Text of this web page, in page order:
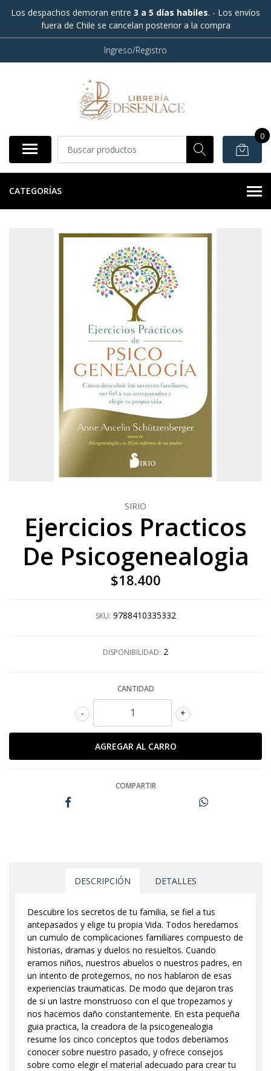
Los despachos demoran entre 3 a 5 días habiles. - Los envíos
fuera de Chile se cancelan posterior a la compra
Ingreso/Registro
0
CATEGORÍAS
SIRIO
Ejercicios Practicos
De Psicogenealogia
$18.400
SKU: 9788410335332
DISPONIBILIDAD: 2
CANTIDAD
+
-
COMPARTIR
DESCRIPCIÓN DETALLES
Descubre los secretos de tu familia, se fiel a tus
antepasados y elige tu propia Vida. Todos heredamos
un cumulo de complicaciones familiares compuesto de
historias, dramas y duelos no resueltos. Cuando
eramos niños, nuestros abuelos o nuestros padres, en
un intento de protegernos, no nos hablaron de esas
experiencias traumaticas. De modo que dejaron tras
de si un lastre monstruoso con el que tropezamos y
nos hacemos daño constantemente. En esta pequeña
guia practica, la creadora de la psicogenealogia
resume los cinco conceptos que todos deberiamos
conocer sobre nuestro pasado, y ofrece consejos
sobre como elegir el material adecuado para crear tu